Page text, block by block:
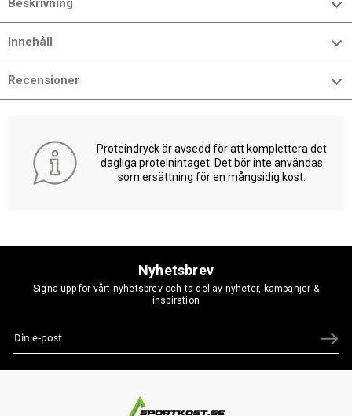
Beskrivning
Innehåll
Recensioner
Proteindryck är avsedd för att komplettera det
dagliga proteinintaget. Det bör inte användas
som ersättning för en mångsidig kost.
Nyhetsbrev
Signa upp för vårt nyhetsbrev och ta del av nyheter, kampanjer &
inspiration